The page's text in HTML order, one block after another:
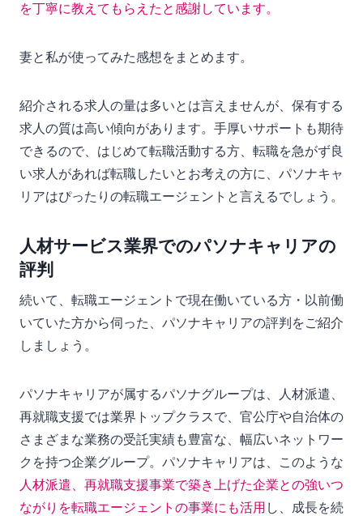
を丁寧に教えてもらえたと感謝しています。
妻と私が使ってみた感想をまとめます。
紹介される求人の量は多いとは言えませんが、保有する
求人の質は高い傾向があります。手厚いサポートも期待
できるので、はじめて転職活動する方、転職を急がず良
い求人があれば転職したいとお考えの方に、パソナキャ
リアはぴったりの転職エージェントと言えるでしょう。
人材サービス業界でのパソナキャリアの
評判
続いて、転職エージェントで現在働いている方・以前働
いていた方から伺った、パソナキャリアの評判をご紹介
しましょう。
パソナキャリアが属するパソナグループは、人材派遣、
再就職支援では業界トップクラスで、官公庁や自治体の
さまざまな業務の受託実績も豊富な、幅広いネットワー
クを持つ企業グループ。パソナキャリアは、このような
人材派遣、再就職支援事業で築き上げた企業との強いつ
ながりを転職エージェントの事業にも活用 し、成長を続